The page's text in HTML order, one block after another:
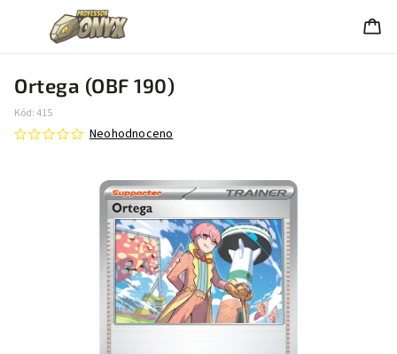
Ortega (OBF 190)
Kód:415
Neohodnoceno